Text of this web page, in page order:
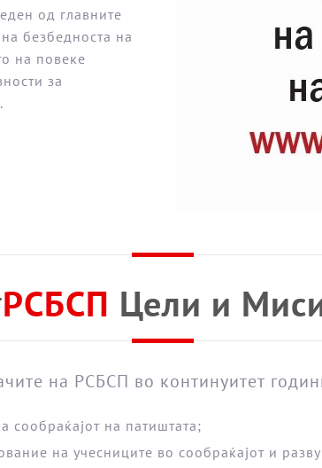
од главните
безбедноста на
на повеке
за
РСБСП Цели и
на РСБСП во континуитет
сообраќајот на патиштата;
на учесниците во сообраќајот и